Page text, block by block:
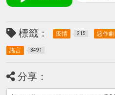
標籤： 疫情 215 惡作劇
謠言 3491
分享：